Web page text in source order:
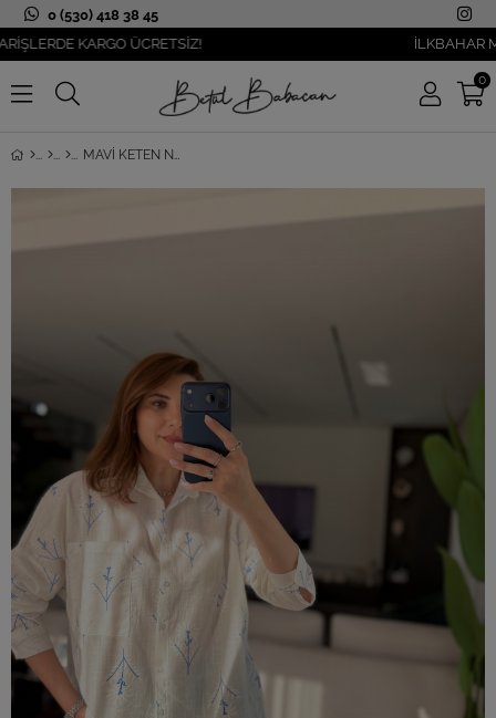
0 (530) 418 38 45
KARGO ÜCRETSİZ!
İLKBAHAR
0
MAVI KETEN NAKIŞLI GÖMLEK